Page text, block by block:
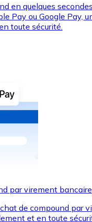
cryptomonnaies en
espèces
Visa et
en quelques
Pay ou Google Pay,
toute sécurité.
par virement bancaire
de compound par
et en toute